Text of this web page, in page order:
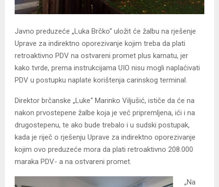
Javno preduzeće „Luka Brčko“ uložit će žalbu na rješenje
Uprave za indirektno oporezivanje kojim treba da plati
retroaktivno PDV na ostvareni promet plus kamatu, jer
kako tvrde, prema instrukcijama UIO nisu mogli naplaćivati
PDV u postupku naplate korištenja carinskog terminal.
Direktor brčanske „Luke“ Marinko Viljušić, ističe da će na
nakon prvostepene žalbe koja je već pripremljena, ići i na
drugostepenu, te ako bude trebalo i u sudski postupak,
kada je riječ o rješenju Uprave za indirektno oporezivanje
kojim ovo preduzeće mora da plati retroaktivno 208.000
maraka PDV- a na ostvareni promet.
„Na